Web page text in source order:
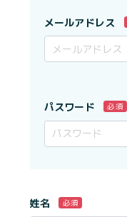
メールアドレス
パスワード 必須
姓名 必須